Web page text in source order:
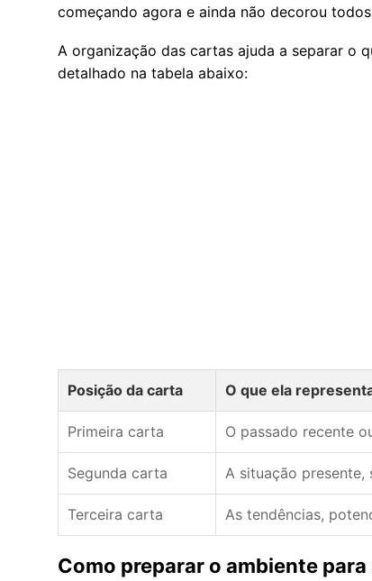
começando agora e ainda não decorou
A organização das cartas ajuda a separar o
detalhado na tabela abaixo:
Posição da carta O que ela
Primeira carta O passado recente
Segunda carta A situação
Terceira carta As tendências,
Como preparar o ambiente